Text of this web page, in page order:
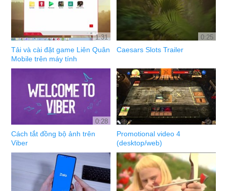
1:31
Tải và cài đặt game Liên Quân
Mobile trên máy tính
0:25
Caesars Slots Trailer
0:28
Cách tắt đồng bộ ảnh trên
Viber
Promotional video 4
(desktop/web)